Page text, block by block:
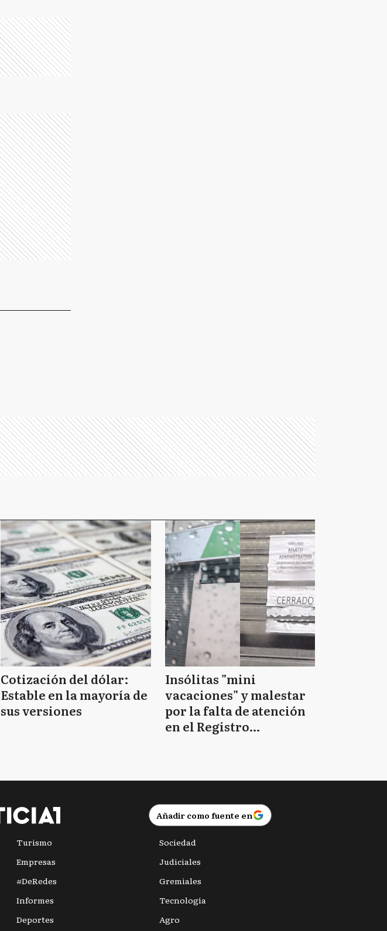
Cotización del dólar:
Estable en la mayoría de
sus versiones
Insólitas "mini
vacaciones" y malestar
por la falta de atención
en el Registro
Añadir como fuente en
Turismo
Empresas
#DeRedes
Informes
Deportes
Sociedad
Judiciales
Gremiales
Tecnología
Agro